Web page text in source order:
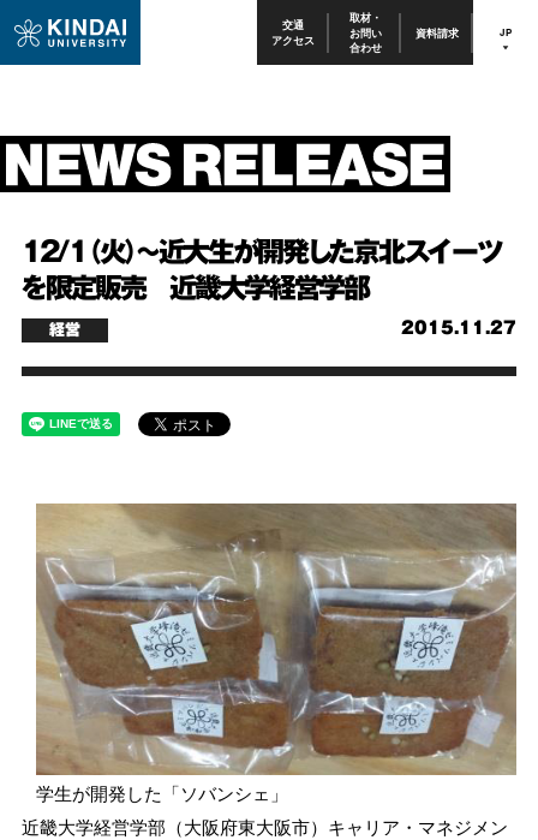
交通
アクセス
取材・
お問い
合わせ
資料請求 JP
12/1（火）～近大生が開発した京北スイーツ
を限定販売 近畿大学経営学部
2015.11.27
経営
学生が開発した「ソバンシェ」
近畿大学経営学部（大阪府東大阪市）キャリア・マネジメン